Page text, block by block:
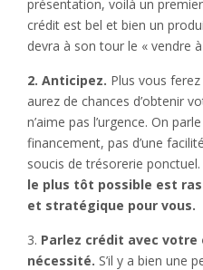
présentation, voilà un
crédit est bel et bien un
devra à son tour le « vendre à
2. Anticipez. Plus vous
aurez de chances d’obtenir
n’aime pas l’urgence. On
financement, pas d’une
soucis de trésorerie ponctuel.
le plus tôt possible est
et stratégique pour vous.
3. Parlez crédit avec
nécessité. S’il y a bien une